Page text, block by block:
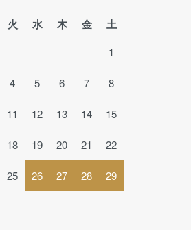
火 水 木 金 土
1
4 5 6 7 8
11 12 13 14 15
18 19 20 21 22
25 26 27 28 29